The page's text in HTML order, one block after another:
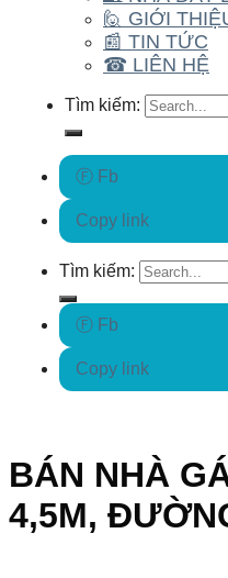
🙋 GIỚI
📰 TIN TỨC
☎ LIÊN HỆ
Tìm kiếm:
Ⓕ Fb
Copy link
Tìm kiếm:
Ⓕ Fb
Copy link
BÁN NHÀ
4,5M,